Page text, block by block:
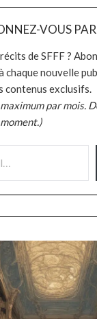
VOUS
de SFFF ?
chaque nouvelle
contenus exclusifs.
par mois.